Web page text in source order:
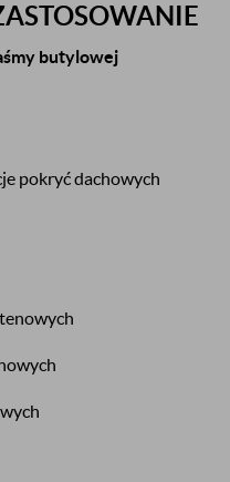
butylowej
pokryć dachowych